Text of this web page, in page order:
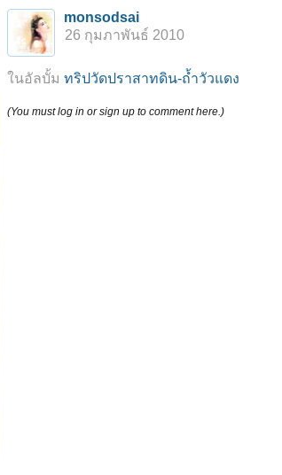
เข้าสู่ระบบหรือลงทะเบียน
ติดต่อเรา ช่วยเหลือ
monsodsai
26 กุมภาพันธ์ 2010
ในอัลบั้ม ทริปวัดปราสาทดิน-ถ้ำวัวแดง
(You must log in or sign up to comment here.)